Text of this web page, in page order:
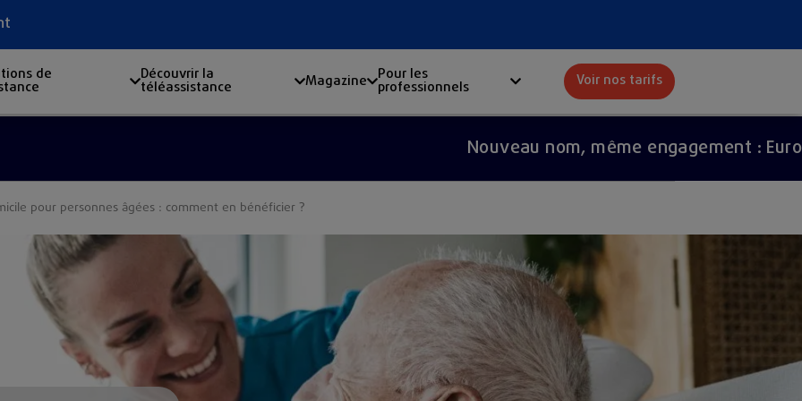
de Découvrir la
téléassistance Magazine Pour les
professionnels Voir nos tarifs
Nouveau nom, même engagement : Europ
pour personnes âgées : comment en bénéficier ?